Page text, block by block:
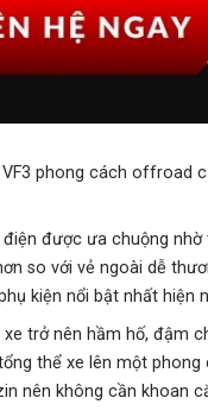
phong cách offroad
được ưa chuộng
so với vẻ ngoài dễ
kiện nổi bật nhất hiện
xe trở nên hầm hố,
thể xe lên một
nên không cần khoan